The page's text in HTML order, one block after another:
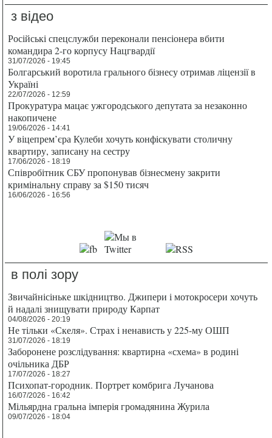
з відео
Російські спецслужби переконали пенсіонера вбити
командира 2-го корпусу Нацгвардії
31/07/2026 - 19:45
Болгарський воротила грального бізнесу отримав ліцензії в
Україні
22/07/2026 - 12:59
Прокуратура мацає ужгородського депутата за незаконно
накопичене
19/06/2026 - 14:41
У віцепрем’єра Кулеби хочуть конфіскувати столичну
квартиру, записану на сестру
17/06/2026 - 18:19
Співробітник СБУ пропонував бізнесмену закрити
кримінальну справу за $150 тисяч
16/06/2026 - 16:56
в полі зору
Звичайнісіньке шкідництво. Джипери і мотокросери хочуть
й надалі знищувати природу Карпат
04/08/2026 - 20:19
Не тільки «Скеля». Страх і ненависть у 225-му ОШП
31/07/2026 - 18:19
Заборонене розслідування: квартирна «схема» в родині
очільника ДБР
17/07/2026 - 18:27
Психопат-городник. Портрет комбрига Лучанова
16/07/2026 - 16:42
Мільярдна гральна імперія громадянина Журила
09/07/2026 - 18:04